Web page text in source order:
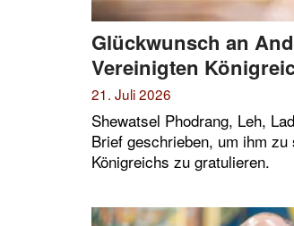
Glückwunsch an
Vereinigten
21. Juli 2026
Shewatsel Phodrang, Leh,
Brief geschrieben, um ihm
Königreichs zu gratulieren.